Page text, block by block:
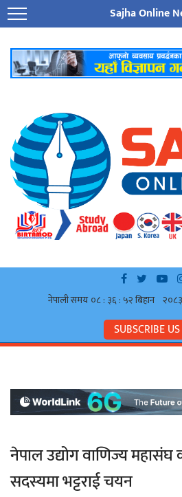
Sajha Online
SUBSCRIBE US
नेपाल उद्योग वाणिज्य महासंघ
सदस्यमा भट्टराई चयन